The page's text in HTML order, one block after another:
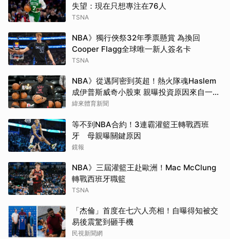
失望：現在只想專注在76人
TSNA
NBA》獨行俠祭32年季票懸賞 為換回
Cooper Flagg全球唯一新人簽名卡
TSNA
NBA》從邁阿密到英超！熱火隊魂Haslem
成伊普斯威奇小股東 親曝投資原因來自一句
口號
緯來體育新聞
等不到NBA合約！3連霸灌籃王轉戰西班
牙 母親曝關鍵原因
鏡報
NBA》三屆灌籃王赴歐洲！Mac McClung
轉戰西班牙職籃
TSNA
「杰倫」首度在七六人亮相！自曝得知被交
易後震驚到砸手機
民視新聞網